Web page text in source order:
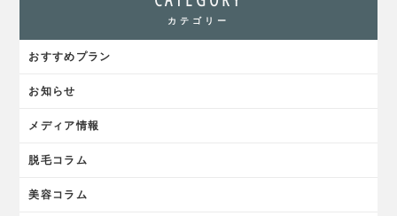
カテゴリー
おすすめプラン
お知らせ
メディア情報
脱毛コラム
美容コラム